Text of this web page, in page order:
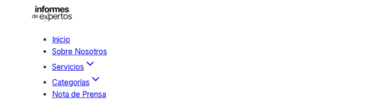
Inicio
Sobre Nosotros
Servicios
Categorías
Nota de Prensa